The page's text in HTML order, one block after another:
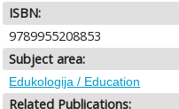
ISBN:
9789955208853
Subject area:
Edukologija / Education
Related Publications: